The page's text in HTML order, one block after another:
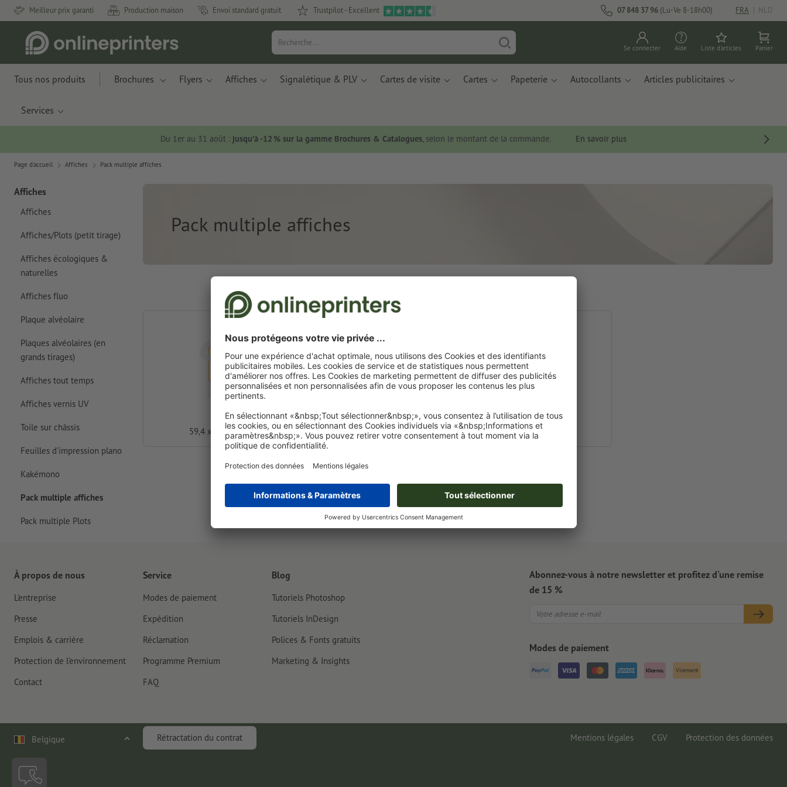
Meilleur prix garanti Production maison Envoi standard gratuit Trustpilot - Excellent 07 848 37 96 (Lu-Ve 8-18h00) FRA | NLD
Se connecter Aide Liste d'articles Panier
Tous nos produits Brochures Flyers Affiches Signalétique & PLV Cartes de visite Cartes Papeterie Autocollants Articles publicitaires
Services
Du 1er au 31 août : jusqu’à -12 % sur la gamme Brochures & Catalogues, selon le montant de la commande. En savoir plus
Page d'accueil Affiches Pack multiple affiches
Affiches
Affiches
Affiches/Plots (petit tirage)
Affiches écologiques &
naturelles
Affiches fluo
Plaque alvéolaire
Plaques alvéolaires (en
grands tirages)
Affiches tout temps
Affiches vernis UV
Toile sur châssis
Feuilles d'impression plano
Kakémono
Pack multiple affiches
Pack multiple Plots
Pack multiple affiches
59,4 x 84,1 cm
A2
42,0 x 59,4 cm
A3
29,7 x 42,0 cm
À propos de nous
L'entreprise
Presse
Emplois & carrière
Protection de l'environnement
Contact
Service
Modes de paiement
Expédition
Réclamation
Programme Premium
FAQ
Blog
Tutoriels Photoshop
Tutoriels InDesign
Polices & Fonts gratuits
Marketing & Insights
Abonnez-vous à notre newsletter et profitez d'une remise
de 15 %
Modes de paiement
Virement
Belgique Rétractation du contrat Mentions légales CGV Protection des données